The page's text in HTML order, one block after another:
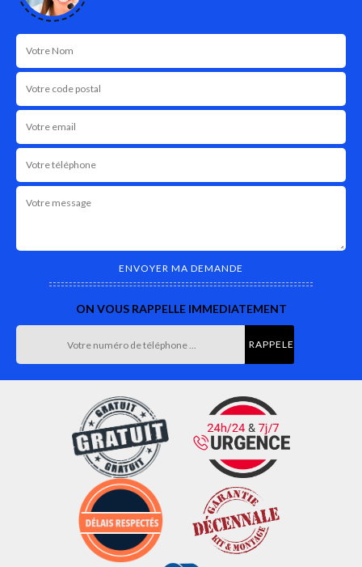
ON VOUS RAPPELLE IMMEDIATEMENT